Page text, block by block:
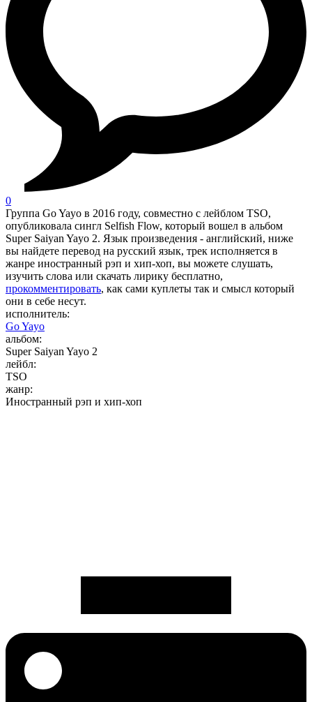
0
Группа Go Yayo в 2016 году, совместно с лейблом TSO,
опубликовала сингл Selfish Flow, который вошел в альбом
Super Saiyan Yayo 2. Язык произведения - английский, ниже
вы найдете перевод на русский язык, трек исполняется в
жанре иностранный рэп и хип-хоп, вы можете слушать,
изучить слова или скачать лирику бесплатно,
прокомментировать, как сами куплеты так и смысл который
они в себе несут.
исполнитель:
Go Yayo
альбом:
Super Saiyan Yayo 2
лейбл:
TSO
жанр:
Иностранный рэп и хип-хоп